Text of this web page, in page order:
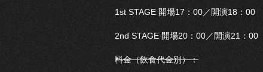
1st STAGE 開場17：00／開演18：00
2nd STAGE 開場20：00／開演21：00
料金（飲食代金別）：